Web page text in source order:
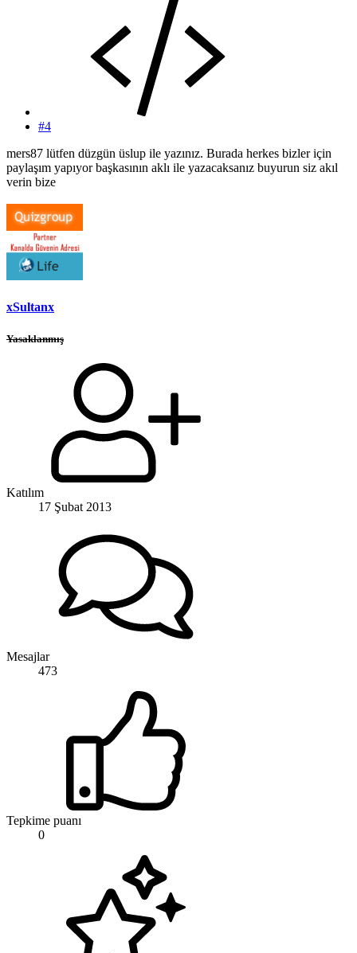
#4
mers87 lütfen düzgün üslup ile yazınız. Burada herkes bizler için
paylaşım yapıyor başkasının aklı ile yazacaksanız buyurun siz akıl
verin bize
xSultanx
Yasaklanmış
Katılım
17 Şubat 2013
Mesajlar
473
Tepkime puanı
0